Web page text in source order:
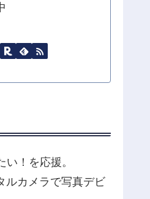
！を応援。
ルカメラで写真デビ